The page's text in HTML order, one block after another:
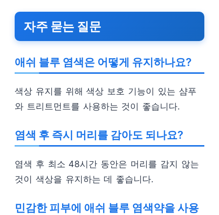
자주 묻는 질문
애쉬 블루 염색은 어떻게 유지하나요?
색상 유지를 위해 색상 보호 기능이 있는 샴푸
와 트리트먼트를 사용하는 것이 좋습니다.
염색 후 즉시 머리를 감아도 되나요?
염색 후 최소 48시간 동안은 머리를 감지 않는
것이 색상을 유지하는 데 좋습니다.
민감한 피부에 애쉬 블루 염색약을 사용